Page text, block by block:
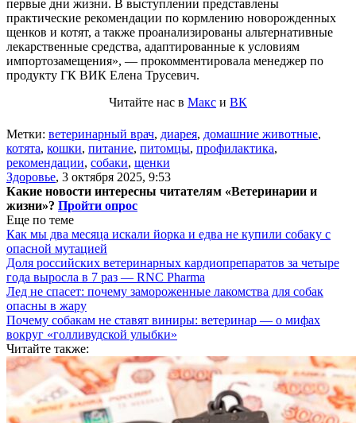
первые дни жизни. В выступлении представлены
практические рекомендации по кормлению новорожденных
щенков и котят, а также проанализированы альтернативные
лекарственные средства, адаптированные к условиям
импортозамещения», — прокомментировала менеджер по
продукту ГК ВИК Елена Трусевич.
Читайте нас в Макс и ВК
Метки: ветеринарный врач, диарея, домашние животные,
котята, кошки, питание, питомцы, профилактика,
рекомендации, собаки, щенки
Здоровье, 3 октября 2025, 9:53
Какие новости интересны читателям «Ветеринарии и
жизни»? Пройти опрос
Еще по теме
Как мы два месяца искали йорка и едва не купили собаку с
опасной мутацией
Доля российских ветеринарных кардиопрепаратов за четыре
года выросла в 7 раз — RNC Pharma
Лед не спасет: почему замороженные лакомства для собак
опасны в жару
Почему собакам не ставят виниры: ветеринар — о мифах
вокруг «голливудской улыбки»
Читайте также: